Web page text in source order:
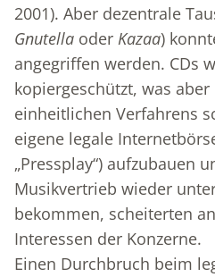
2001). Aber dezentrale
Gnutella oder Kazaa)
angegriffen werden. CDs
kopiergeschützt, was
einheitlichen Verfahrens
eigene legale
„Pressplay“) aufzubauen
Musikvertrieb wieder
bekommen, scheiterten
Interessen der Konzerne.
Einen Durchbruch beim